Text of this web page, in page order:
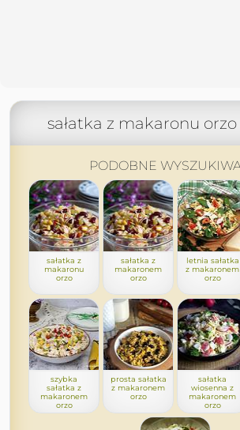
sałatka z makaronu
PODOBNE
sałatka z
makaronu
orzo
sałatka z
makaronem
orzo
letnia sałatka
z makaronem
orzo
szybka
sałatka z
makaronem
orzo
prosta sałatka
z makaronem
orzo
sałatka
wiosenna z
makaronem
orzo